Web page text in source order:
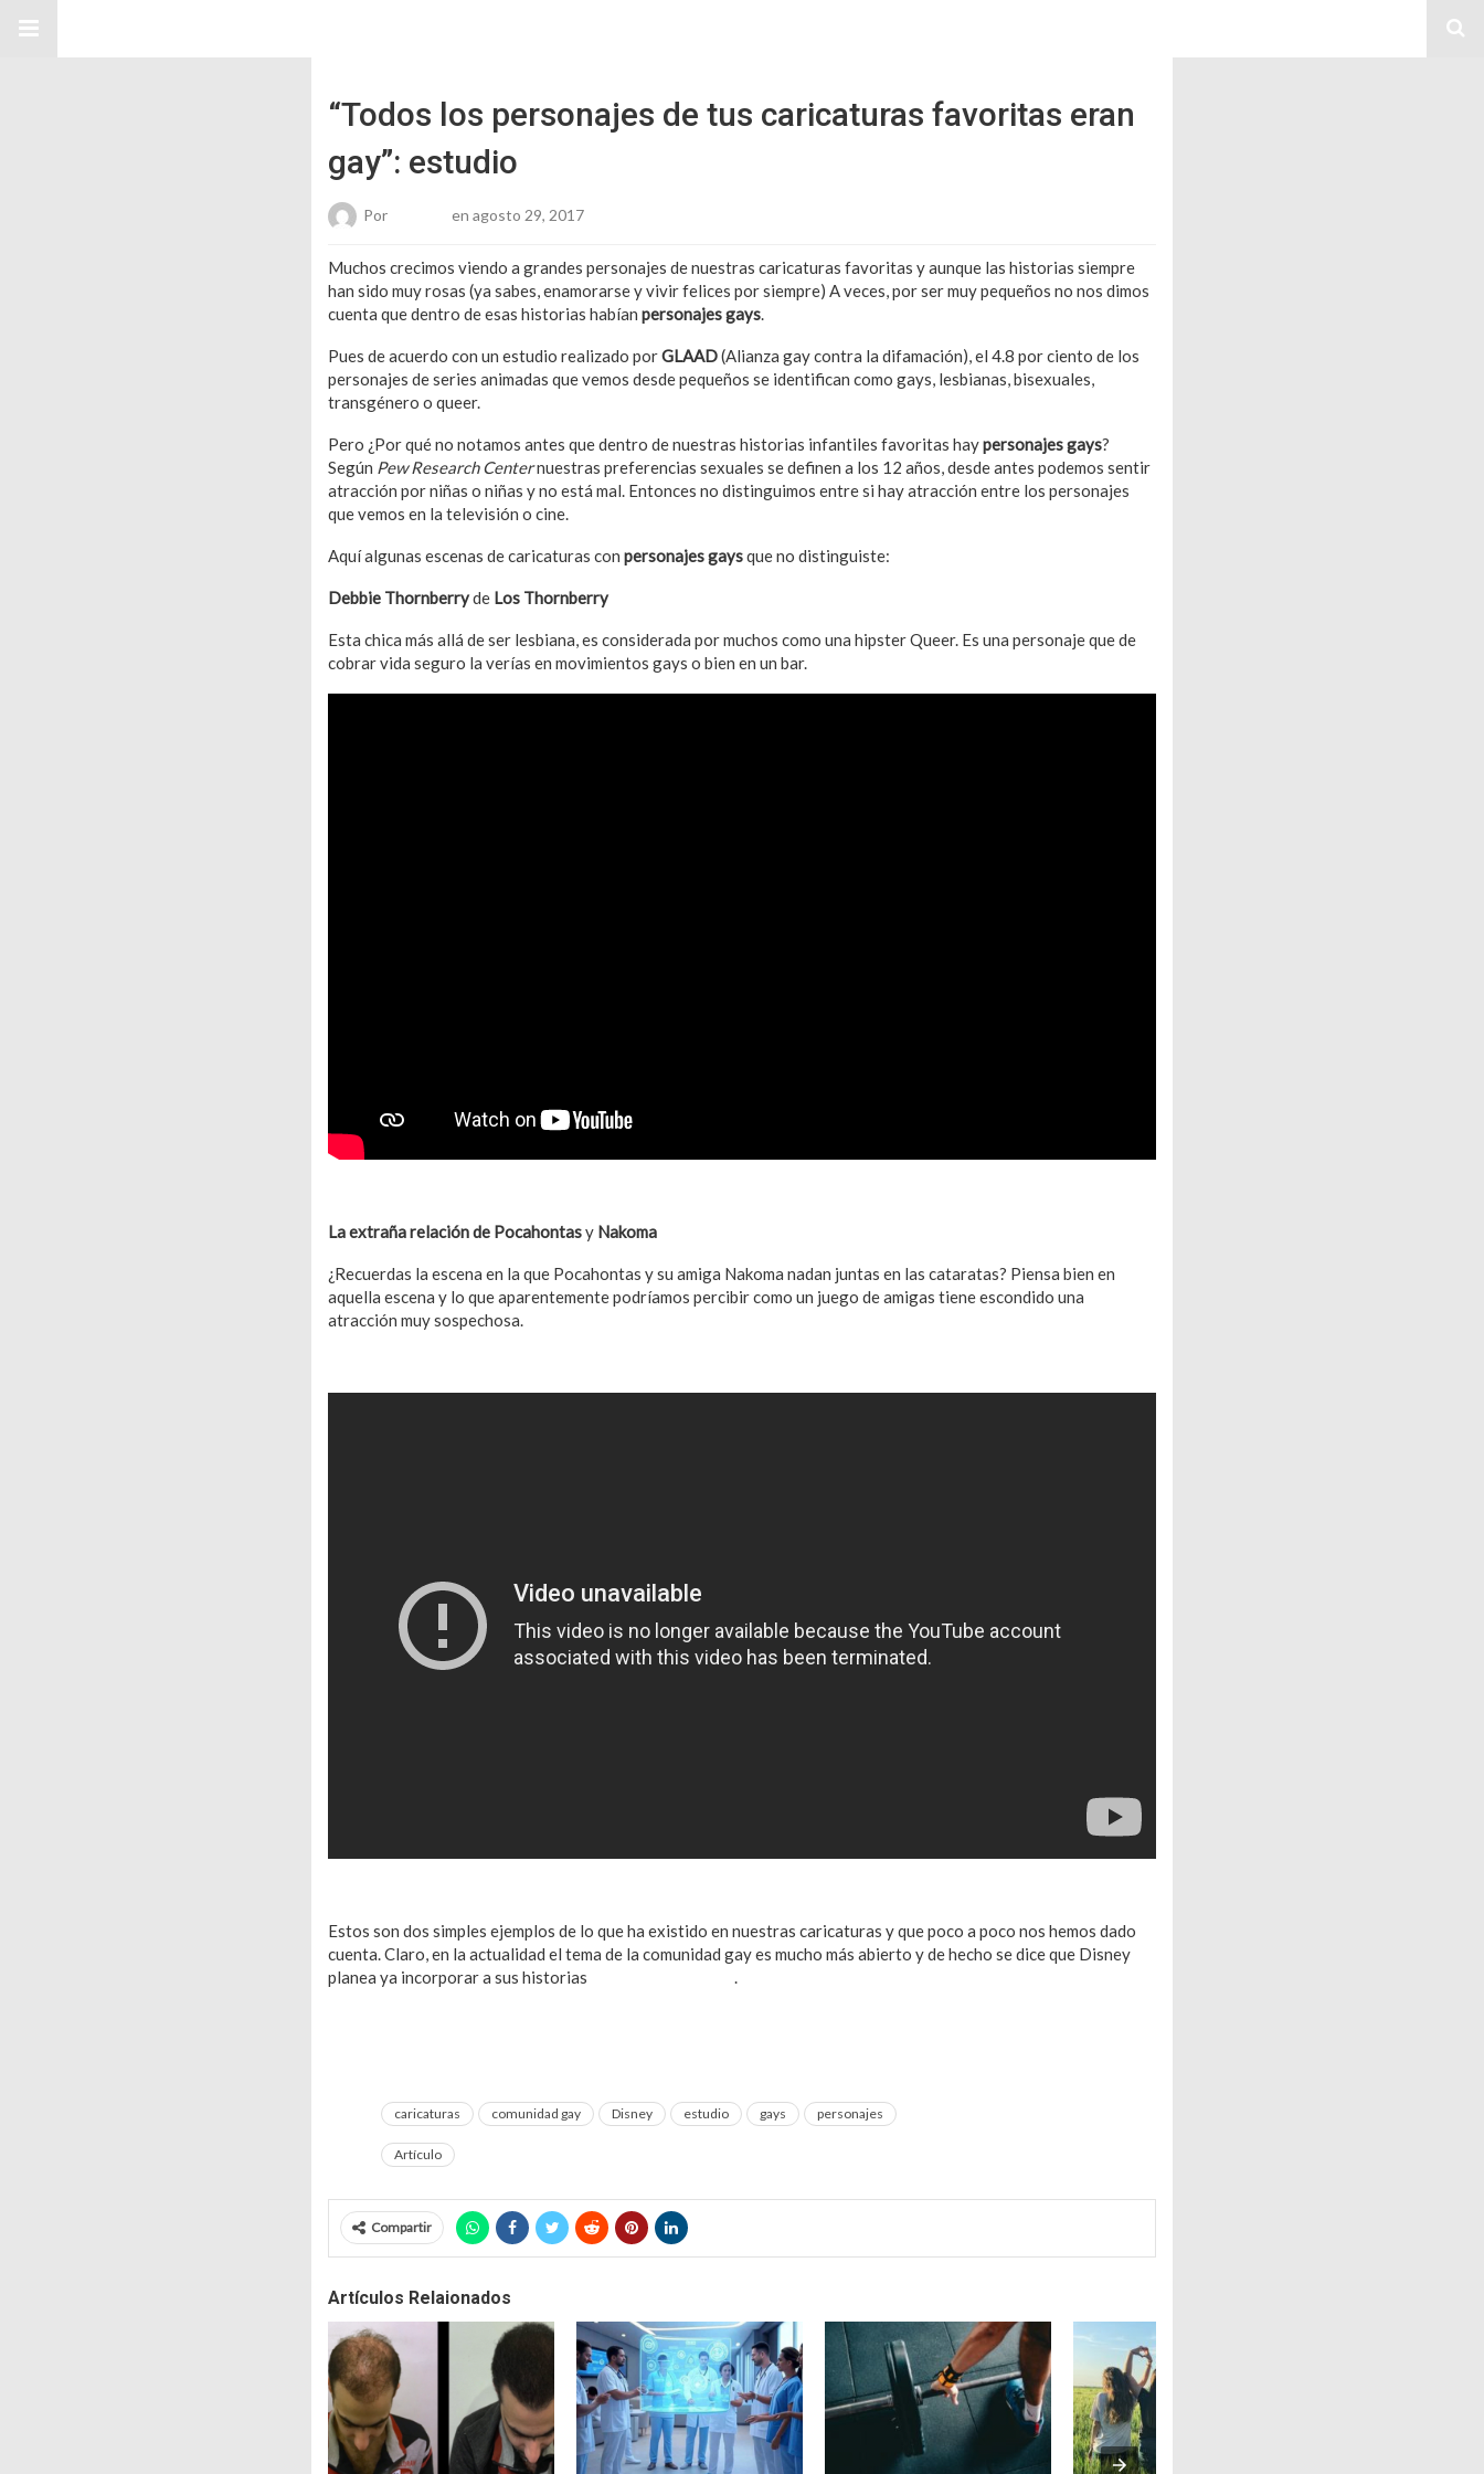
“Todos los personajes de tus caricaturas favoritas eran
gay”: estudio
Por en agosto 29, 2017
Muchos crecimos viendo a grandes personajes de nuestras caricaturas favoritas y aunque las historias siempre
han sido muy rosas (ya sabes, enamorarse y vivir felices por siempre) A veces, por ser muy pequeños no nos dimos
cuenta que dentro de esas historias habían personajes gays.
Pues de acuerdo con un estudio realizado porGLAAD(Alianza gay contra la difamación), el 4.8 por ciento de los
personajes de series animadas que vemos desde pequeños se identifican como gays, lesbianas, bisexuales,
transgénero o queer.
Pero ¿Por qué no notamos antes que dentro de nuestras historias infantiles favoritas haypersonajes gays?
Según Pew Research Centernuestras preferencias sexuales se definen a los 12 años, desde antes podemos sentir
atracción por niñas o niñas y no está mal. Entonces no distinguimos entre si hay atracción entre los personajes
que vemos en la televisión o cine.
Aquí algunas escenas de caricaturas con personajes gaysque no distinguiste:
Debbie Thornberryde Los Thornberry
Esta chica más allá de ser lesbiana, es considerada por muchos como una hipster Queer. Es una personaje que de
cobrar vida seguro la verías en movimientos gays o bien en un bar.
La extraña relación de Pocahontasy Nakoma
¿Recuerdas la escena en la que Pocahontas y su amiga Nakoma nadan juntas en las cataratas? Piensa bien en
aquella escena y lo que aparentemente podríamos percibir como un juego de amigas tiene escondido una
atracción muy sospechosa.
Estos son dos simples ejemplos de lo que ha existido en nuestras caricaturas y que poco a poco nos hemos dado
cuenta. Claro, en la actualidad el tema de la comunidad gay es mucho más abierto y de hecho se dice que Disney
planea ya incorporar a sus historias
caricaturas comunidad gay Disney estudio gays personajes
Artículo
Compartir
Artículos Relaionados